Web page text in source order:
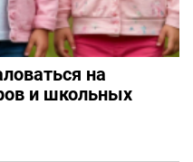
на
и школьных